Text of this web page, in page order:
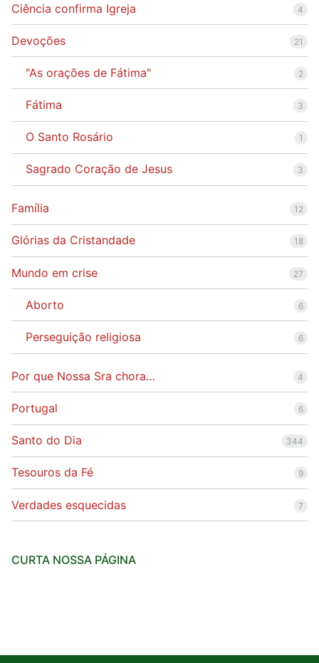
Ciência confirma Igreja 4
Devoções 21
"As orações de Fátima" 2
Fátima 3
O Santo Rosário 1
Sagrado Coração de Jesus 3
Família 12
Glórias da Cristandade 18
Mundo em crise 27
Aborto 6
Perseguição religiosa 6
Por que Nossa Sra chora… 4
Portugal 6
Santo do Dia 344
Tesouros da Fé 9
Verdades esquecidas 7
CURTA NOSSA PÁGINA